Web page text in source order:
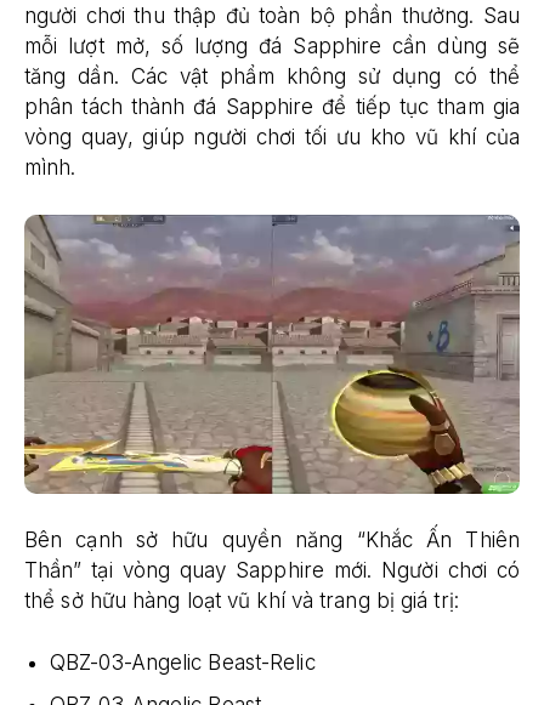
người chơi thu thập đủ toàn bộ phần thưởng. Sau
mỗi lượt mở, số lượng đá Sapphire cần dùng sẽ
tăng dần. Các vật phẩm không sử dụng có thể
phân tách thành đá Sapphire để tiếp tục tham gia
vòng quay, giúp người chơi tối ưu kho vũ khí của
mình.
Bên cạnh sở hữu quyền năng “Khắc Ấn Thiên
Thần” tại vòng quay Sapphire mới. Người chơi có
thể sở hữu hàng loạt vũ khí và trang bị giá trị:
QBZ-03-Angelic Beast-Relic